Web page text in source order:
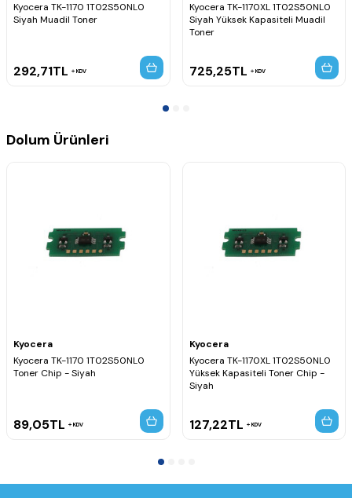
Kyocera TK-1170 1T02S50NL0
Siyah Muadil Toner
292,71TL KDV
Kyocera TK-1170XL 1T02S50NL0
Siyah Yüksek Kapasiteli Muadil
Toner
725,25TL KDV
Dolum Ürünleri
Kyocera
Kyocera TK-1170 1T02S50NL0
Toner Chip - Siyah
89,05TL KDV
Kyocera
Kyocera TK-1170XL 1T02S50NL0
Yüksek Kapasiteli Toner Chip -
Siyah
127,22TL KDV